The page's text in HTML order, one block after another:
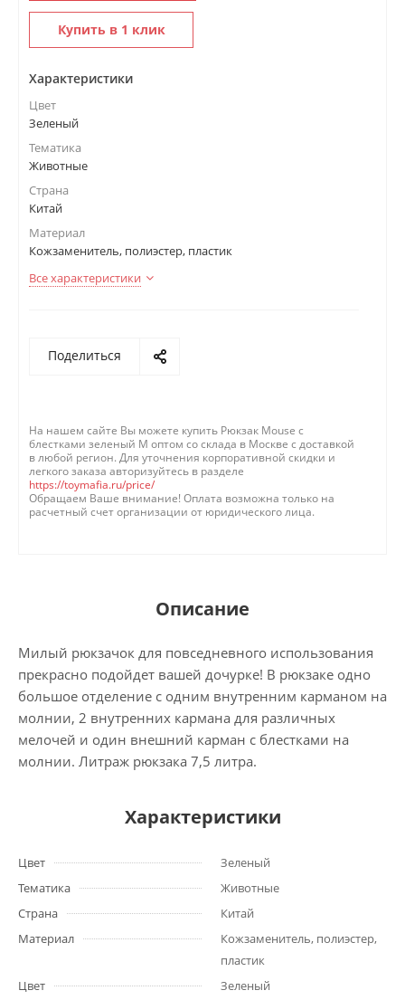
Купить в 1 клик
Характеристики
Цвет
Зеленый
Тематика
Животные
Страна
Китай
Материал
Кожзаменитель, полиэстер, пластик
Все характеристики
Поделиться
На нашем сайте Вы можете купить Рюкзак Mouse с
блестками зеленый M оптом со склада в Москве с доставкой
в любой регион. Для уточнения корпоративной скидки и
легкого заказа авторизуйтесь в разделе
https://toymafia.ru/price/
Обращаем Ваше внимание! Оплата возможна только на
расчетный счет организации от юридического лица.
Описание
Милый рюкзачок для повседневного использования
прекрасно подойдет вашей дочурке! В рюкзаке одно
большое отделение с одним внутренним карманом на
молнии, 2 внутренних кармана для различных
мелочей и один внешний карман с блестками на
молнии. Литраж рюкзака 7,5 литра.
Характеристики
Цвет
Зеленый
Тематика
Животные
Страна
Китай
Материал
Кожзаменитель, полиэстер,
пластик
Цвет
Зеленый